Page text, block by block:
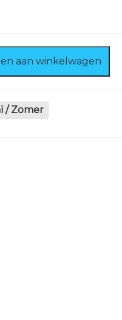
aan winkelwagen
/ Zomer